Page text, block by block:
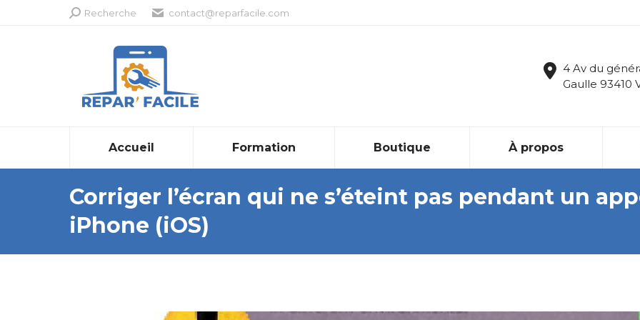
Recherche
Recherche contact@reparfacile.com
4 Av du
Gaulle 93410
Accueil Formation Boutique À propos
Corriger l’écran qui ne s’éteint pas pendant un
iPhone (iOS)